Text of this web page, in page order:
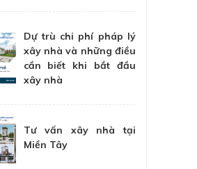
Dự trù chi phí pháp lý
xây nhà và những điều
cần biết khi bắt đầu
xây nhà
Tư vấn xây nhà tại
Miền Tây